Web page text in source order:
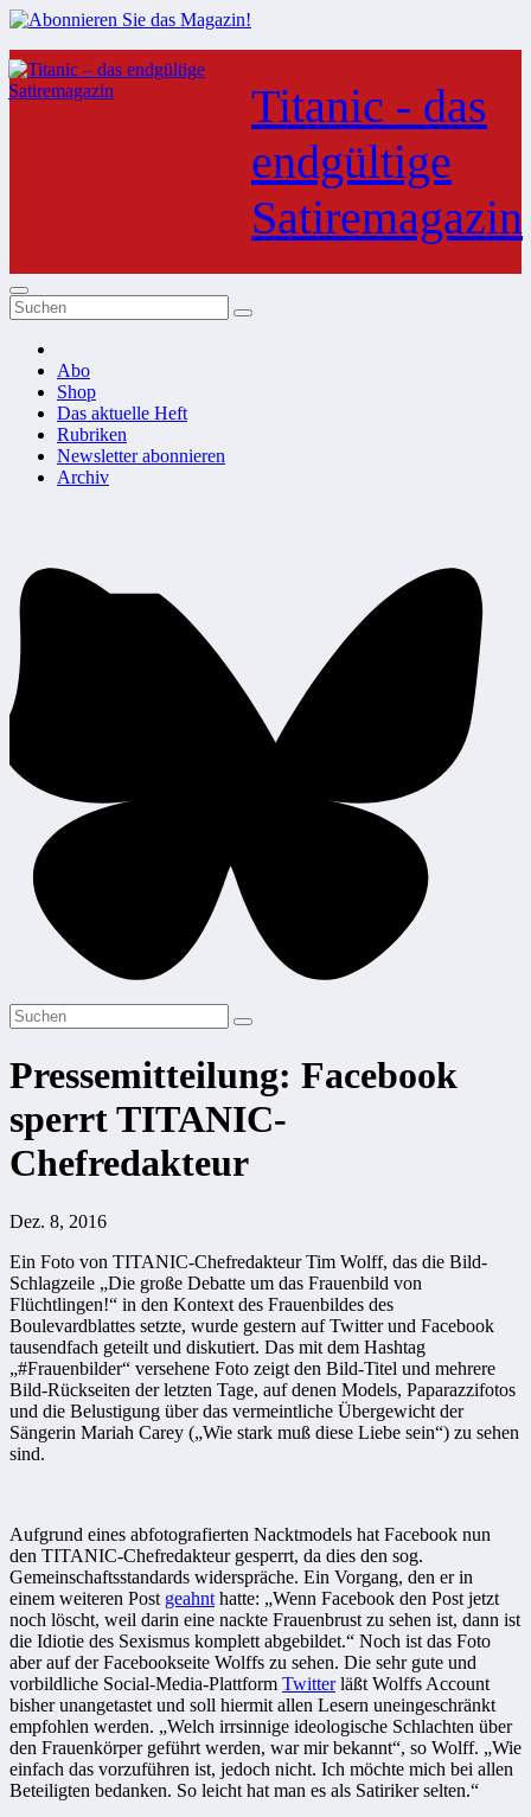
Zum
Inhalt
springen
Titanic - das
endgültige
Satiremagazin
Abo
Shop
Das aktuelle Heft
Rubriken
Newsletter abonnieren
Archiv
Pressemitteilung: Facebook
sperrt TITANIC-
Chefredakteur
Dez. 8, 2016
Ein Foto von TITANIC-Chefredakteur Tim Wolff, das die Bild-
Schlagzeile „Die große Debatte um das Frauenbild von
Flüchtlingen!“ in den Kontext des Frauenbildes des
Boulevardblattes setzte, wurde gestern auf Twitter und Facebook
tausendfach geteilt und diskutiert. Das mit dem Hashtag
„#Frauenbilder“ versehene Foto zeigt den Bild-Titel und mehrere
Bild-Rückseiten der letzten Tage, auf denen Models, Paparazzifotos
und die Belustigung über das vermeintliche Übergewicht der
Sängerin Mariah Carey („Wie stark muß diese Liebe sein“) zu sehen
sind.
Aufgrund eines abfotografierten Nacktmodels hat Facebook nun
den TITANIC-Chefredakteur gesperrt, da dies den sog.
Gemeinschaftsstandards widerspräche. Ein Vorgang, den er in
einem weiteren Post geahnt hatte: „Wenn Facebook den Post jetzt
noch löscht, weil darin eine nackte Frauenbrust zu sehen ist, dann ist
die Idiotie des Sexismus komplett abgebildet.“ Noch ist das Foto
aber auf der Facebookseite Wolffs zu sehen. Die sehr gute und
vorbildliche Social-Media-Plattform Twitterläßt Wolffs Account
bisher unangetastet und soll hiermit allen Lesern uneingeschränkt
empfohlen werden. „Welch irrsinnige ideologische Schlachten über
den Frauenkörper geführt werden, war mir bekannt“, so Wolff. „Wie
einfach das vorzuführen ist, jedoch nicht. Ich möchte mich bei allen
Beteiligten bedanken. So leicht hat man es als Satiriker selten.“